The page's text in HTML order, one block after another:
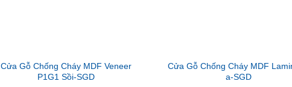
Cửa Gỗ Chống Cháy MDF Veneer
P1G1 Sồi-SGD
Cửa Gỗ Chống Cháy MDF
a-SGD